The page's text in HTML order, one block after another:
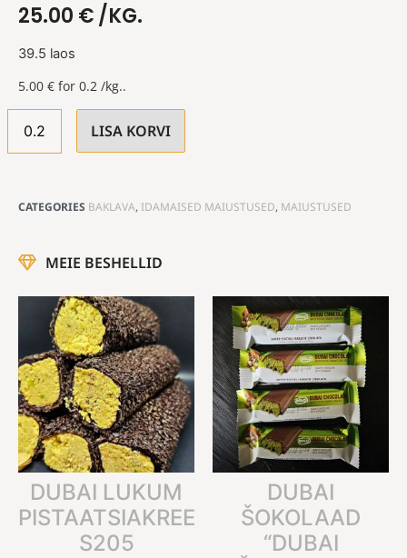
25.00 €/KG.
39.5 laos
5.00 € for 0.2 /kg..
LISA KORVI
CATEGORIES BAKLAVA, IDAMAISED MAIUSTUSED, MAIUSTUSED
MEIE BESHELLID
DUBAI LUKUM
PISTAATSIAKREEMIGA
S205
DUBAI
ŠOKOLAAD
“DUBAI